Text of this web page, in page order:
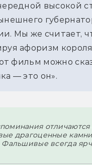
высокой
Мы же считает,
афоризм
фильм можно
— это он».
отличаются
драгоценные
Фальшивые всегда